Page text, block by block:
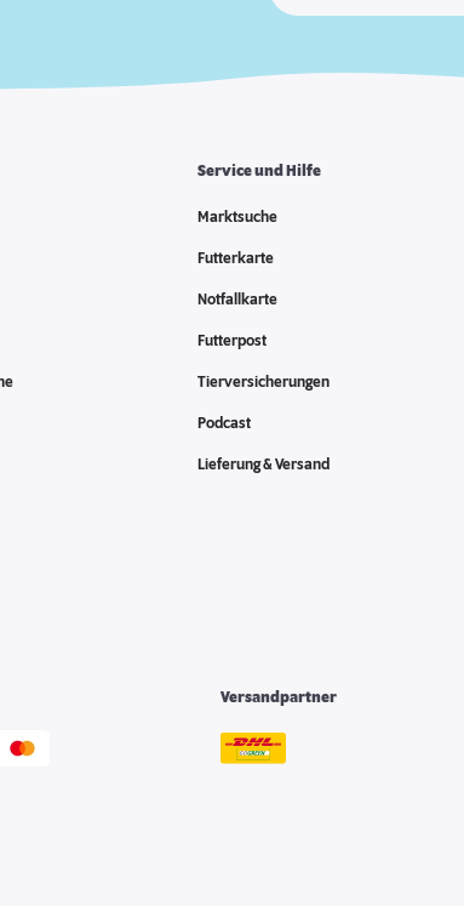
Service und Hilfe
Marktsuche
Futterkarte
Notfallkarte
Futterpost
Tierversicherungen
Podcast
Lieferung & Versand
Versandpartner